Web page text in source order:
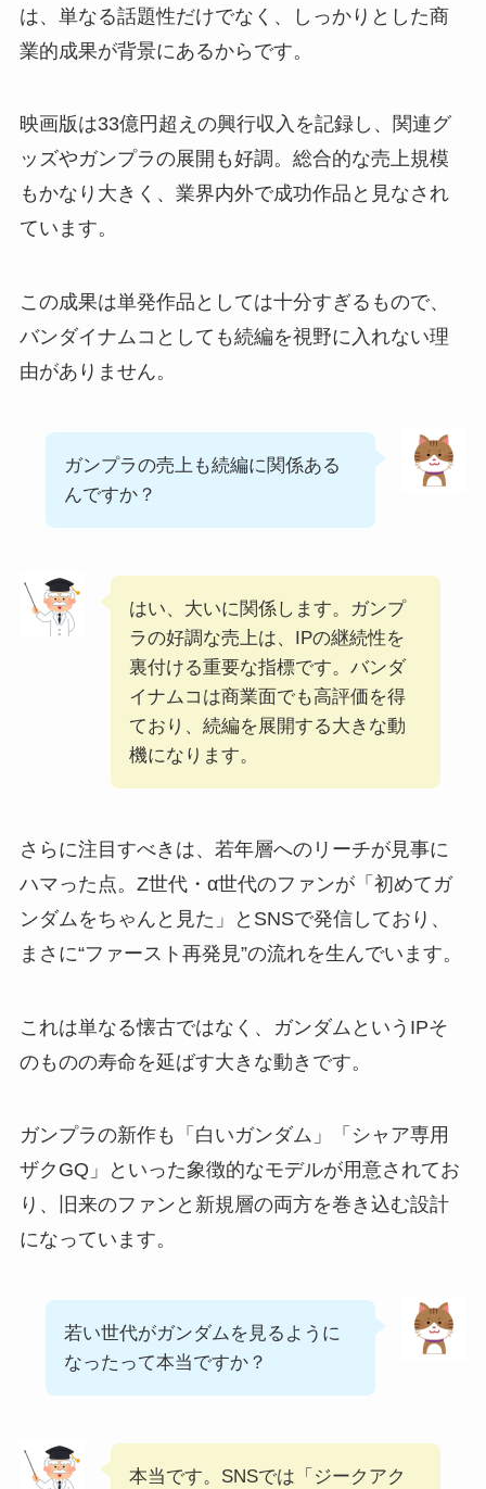
は、単なる話題性だけでなく、しっかりとした商
業的成果が背景にあるからです。
映画版は33億円超えの興行収入を記録し、関連グ
ッズやガンプラの展開も好調。総合的な売上規模
もかなり大きく、業界内外で成功作品と見なされ
ています。
この成果は単発作品としては十分すぎるもので、
バンダイナムコとしても続編を視野に入れない理
由がありません。
ガンプラの売上も続編に関係ある
んですか？
はい、大いに関係します。ガンプ
ラの好調な売上は、IPの継続性を
裏付ける重要な指標です。バンダ
イナムコは商業面でも高評価を得
ており、続編を展開する大きな動
機になります。
さらに注目すべきは、若年層へのリーチが見事に
ハマった点。Z世代・α世代のファンが「初めてガ
ンダムをちゃんと見た」とSNSで発信しており、
まさに“ファースト再発見”の流れを生んでいます。
これは単なる懐古ではなく、ガンダムというIPそ
のものの寿命を延ばす大きな動きです。
ガンプラの新作も「白いガンダム」「シャア専用
ザクGQ」といった象徴的なモデルが用意されてお
り、旧来のファンと新規層の両方を巻き込む設計
になっています。
若い世代がガンダムを見るように
なったって本当ですか？
本当です。SNSでは「ジークアク